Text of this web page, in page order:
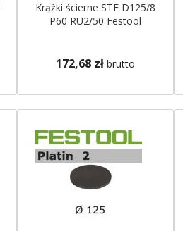
Krążki ścierne STF D125/8
P60 RU2/50 Festool
172,68 zł brutto